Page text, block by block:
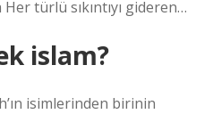
türlü sıkıntıyı gideren…
islam?
isimlerinden birinin